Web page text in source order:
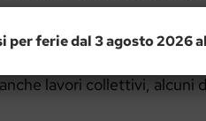
bisogna essere
lavori collettivi, alcuni
ferie dal 3 agosto 2026